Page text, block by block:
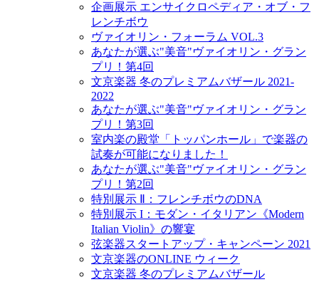
企画展示 エンサイクロペディア・オブ・フ
レンチボウ
ヴァイオリン・フォーラム VOL.3
あなたが選ぶ"美音"ヴァイオリン・グラン
プリ！第4回
文京楽器 冬のプレミアムバザール 2021-
2022
あなたが選ぶ"美音"ヴァイオリン・グラン
プリ！第3回
室内楽の殿堂「トッパンホール」で楽器の
試奏が可能になりました！
あなたが選ぶ"美音"ヴァイオリン・グラン
プリ！第2回
特別展示 Ⅱ：フレンチボウのDNA
特別展示 I：モダン・イタリアン《Modern
Italian Violin》の響宴
弦楽器スタートアップ・キャンペーン 2021
文京楽器のONLINE ウィーク
文京楽器 冬のプレミアムバザール